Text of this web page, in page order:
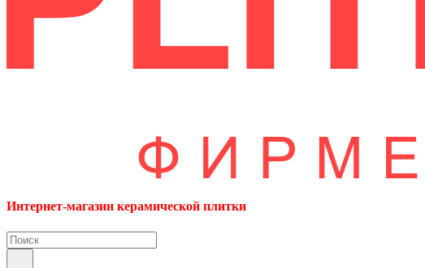
Интернет-магазин керамической плитки